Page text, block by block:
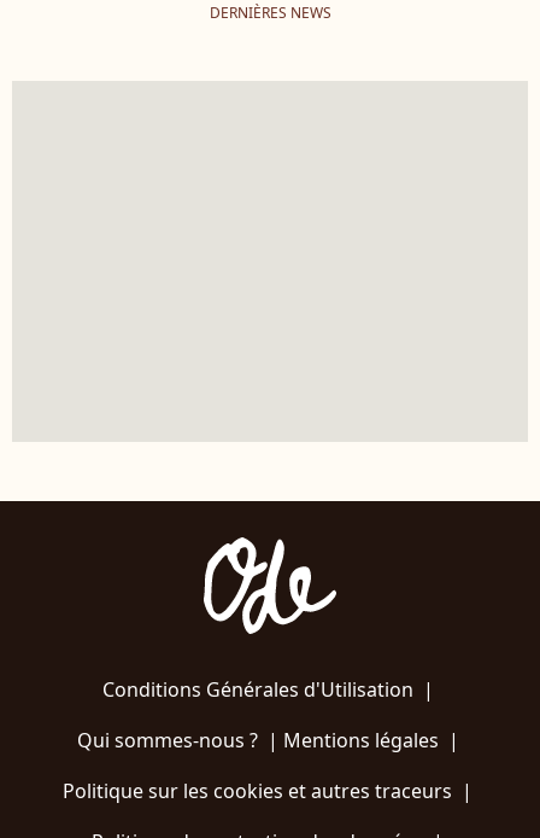
DERNIÈRES NEWS
Conditions Générales d'Utilisation |
Qui sommes-nous ?| Mentions légales |
Politique sur les cookies et autres traceurs |